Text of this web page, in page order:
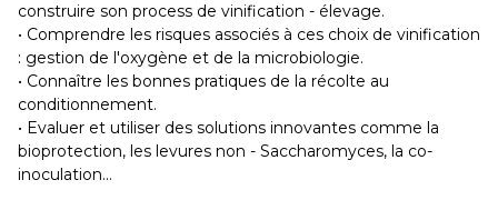
construire son process de vinification - élevage.
• Comprendre les risques associés à ces choix de vinification
: gestion de l'oxygène et de la microbiologie.
• Connaître les bonnes pratiques de la récolte au
conditionnement.
• Evaluer et utiliser des solutions innovantes comme la
bioprotection, les levures non - Saccharomyces, la co-
inoculation...